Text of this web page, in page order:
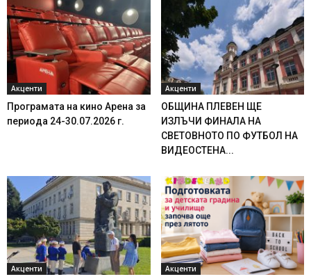
Акценти
Програмата на кино Арена за
периода 24-30.07.2026 г.
Акценти
ОБЩИНА ПЛЕВЕН ЩЕ
ИЗЛЪЧИ ФИНАЛА НА
СВЕТОВНОТО ПО ФУТБОЛ НА
ВИДЕОСТЕНА...
Акценти Акценти